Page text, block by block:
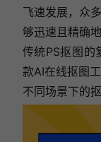
飞速发展，众
够迅速且精确
传统PS抠图的
款AI在线抠图
不同场景下的